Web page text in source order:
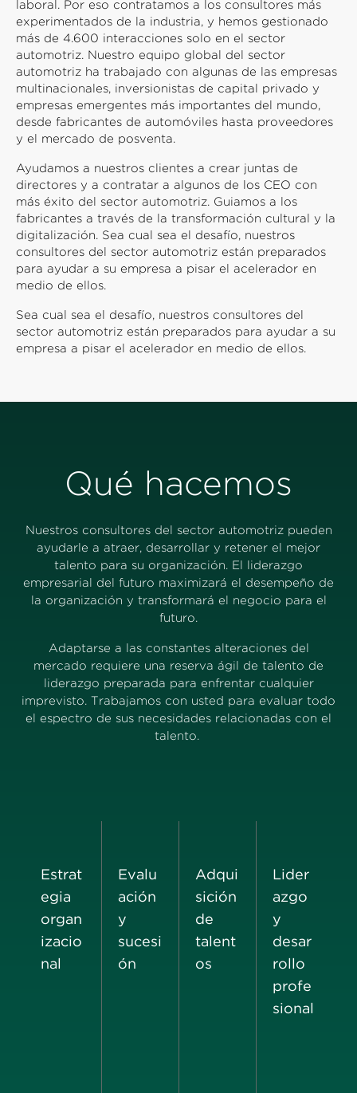
laboral. Por eso contratamos a los consultores más
experimentados de la industria, y hemos gestionado
más de 4.600 interacciones solo en el sector
automotriz. Nuestro equipo global del sector
automotriz ha trabajado con algunas de las empresas
multinacionales, inversionistas de capital privado y
empresas emergentes más importantes del mundo,
desde fabricantes de automóviles hasta proveedores
y el mercado de posventa.
Ayudamos a nuestros clientes a crear juntas de
directores y a contratar a algunos de los CEO con
más éxito del sector automotriz. Guiamos a los
fabricantes a través de la transformación cultural y la
digitalización. Sea cual sea el desafío, nuestros
consultores del sector automotriz están preparados
para ayudar a su empresa a pisar el acelerador en
medio de ellos.
Sea cual sea el desafío, nuestros consultores del
sector automotriz están preparados para ayudar a su
empresa a pisar el acelerador en medio de ellos.
Qué hacemos
Nuestros consultores del sector automotriz pueden
ayudarle a atraer, desarrollar y retener el mejor
talento para su organización. El liderazgo
empresarial del futuro maximizará el desempeño de
la organización y transformará el negocio para el
futuro.
Adaptarse a las constantes alteraciones del
mercado requiere una reserva ágil de talento de
liderazgo preparada para enfrentar cualquier
imprevisto. Trabajamos con usted para evaluar todo
el espectro de sus necesidades relacionadas con el
talento.
Estrat
egia
organ
izacio
nal
Evalu
ación
y
sucesi
ón
Adqui
sición
de
talent
os
Lider
azgo
y
desar
rollo
profe
sional